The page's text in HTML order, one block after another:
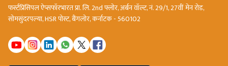
फर्स्टप्रिंसिपल ऐप्सफॉरभारत प्रा. लि. 2nd फ्लोर, अर्बन वॉल्ट, नं. 29/1, 27वीं मेन रोड,
सोमसुंदरपल्या, HSR पोस्ट, बैंगलोर, कर्नाटक - 560102